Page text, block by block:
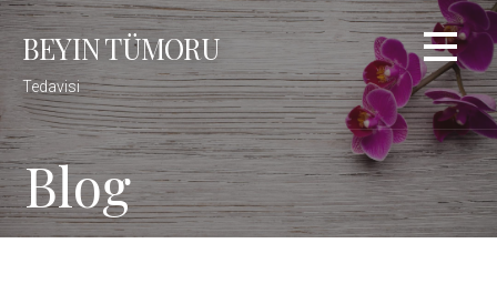
Skip
BEYIN TÜMORU
Tedavisi
Blog